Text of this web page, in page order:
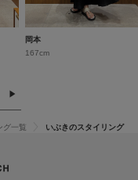
岡本
167cm
グ一覧 いぶきのスタイリング